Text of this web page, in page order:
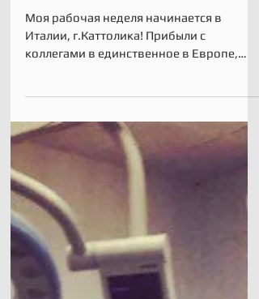
недели в Каттолике!
Моя рабочая неделя начинается в
Италии, г.Каттолика! Прибыли с
коллегами в единственное в Европе,
специализированное отделение травмы
и...